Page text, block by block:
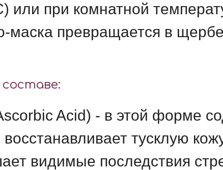
или при комнатной
маска превращается в
Acid) - в этой форме
восстанавливает тусклую
видимые последствия